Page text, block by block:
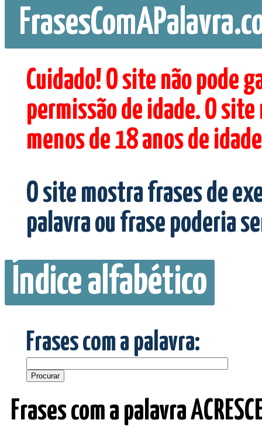
Cuidado! O site não pode
permissão de idade. O
menos de 18 anos de
O site mostra frases de
palavra ou frase poderia
Índice alfabético
Frases com a palavra:
Frases com a palavra